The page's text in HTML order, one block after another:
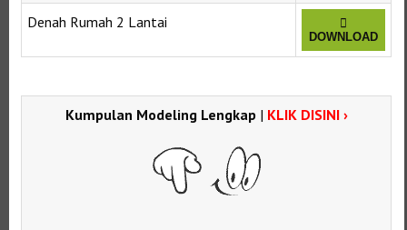
Denah Rumah 2 Lantai
DOWNLOAD
Kumpulan Modeling Lengkap | KLIK DISINI ›